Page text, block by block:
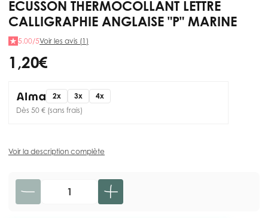
ECUSSON THERMOCOLLANT LETTRE
CALLIGRAPHIE ANGLAISE "P" MARINE
5.00/5Voir les avis (1)
1,20 €
2x 3x
4x
Dès 50 € (sans frais)
Voir la description complète
Quantité